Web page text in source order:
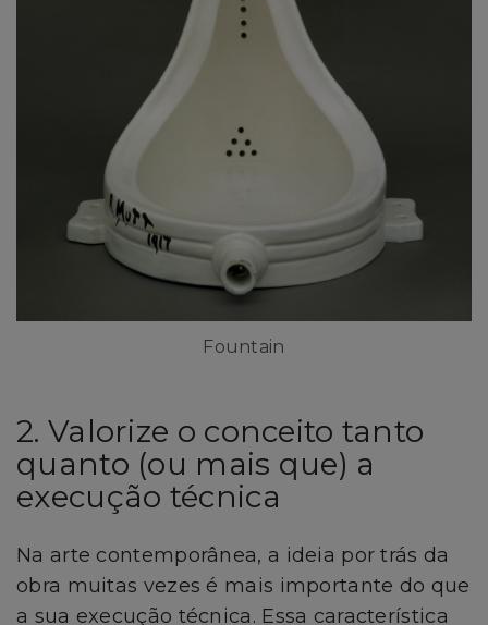
Fountain
2. Valorize o conceito tanto
quanto (ou mais que) a
execução técnica
Na arte contemporânea, a ideia por trás da
obra muitas vezes é mais importante do que
a sua execução técnica. Essa característica